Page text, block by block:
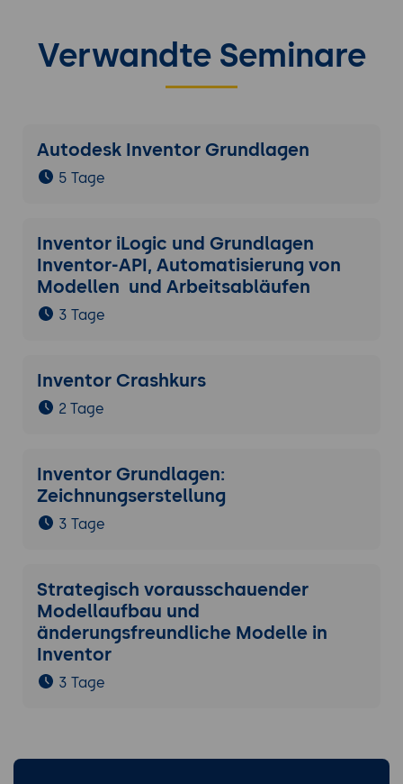
Verwandte Seminare
Autodesk Inventor Grundlagen
5 Tage
Inventor iLogic und Grundlagen
Inventor-API, Automatisierung von
Modellen und Arbeitsabläufen
3 Tage
Inventor Crashkurs
2 Tage
Inventor Grundlagen:
Zeichnungserstellung
3 Tage
Strategisch vorausschauender
Modellaufbau und
änderungsfreundliche Modelle in
Inventor
3 Tage